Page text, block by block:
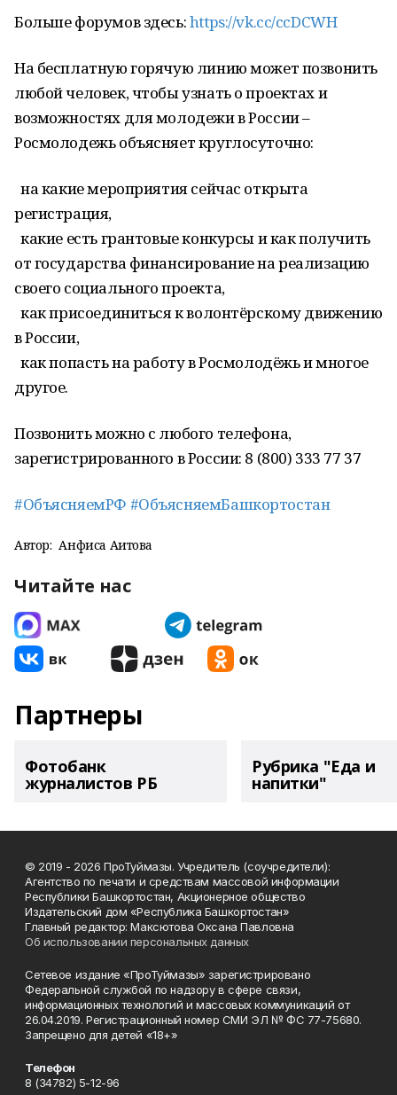
Больше форумов здесь:https://vk.cc/ccDCWH
На бесплатную горячую линию может позвонить
любой человек, чтобы узнать о проектах и
возможностях для молодежи в России –
Росмолодежь объясняет круглосуточно:
на какие мероприятия сейчас открыта
регистрация,
какие есть грантовые конкурсы и как получить
от государства финансирование на реализацию
своего социального проекта,
как присоединиться к волонтёрскому движению
в России,
как попасть на работу в Росмолодёжь и многое
другое.
Позвонить можно с любого телефона,
зарегистрированного в России: 8 (800) 333 77 37
#ОбъясняемРФ #ОбъясняемБашкортостан
Автор: Анфиса Аитова
Читайте нас
Партнеры
Фотобанк
журналистов РБ
Рубрика "Еда и
напитки"
© 2019 - 2026 ПроТуймазы. Учредитель (соучредители):
Агентство по печати и средствам массовой информации
Республики Башкортостан, Акционерное общество
Издательский дом «Республика Башкортостан»
Главный редактор: Максютова Оксана Павловна
Об использовании персональных данных
Сетевое издание «ПроТуймазы» зарегистрировано
Федеральной службой по надзору в сфере связи,
информационных технологий и массовых коммуникаций от
26.04.2019. Регистрационный номер СМИ ЭЛ № ФС 77-75680.
Запрещено для детей «18+»
Телефон
8 (34782) 5-12-96